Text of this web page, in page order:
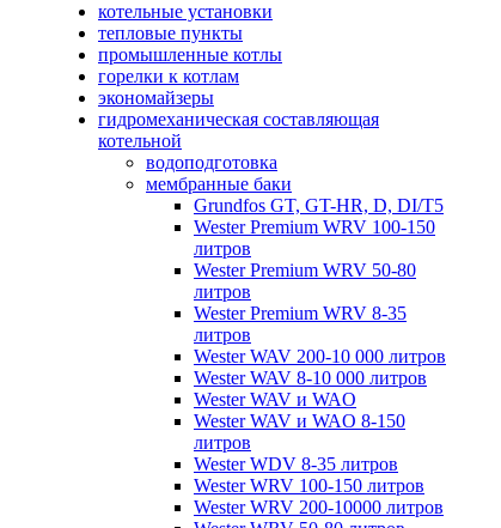
котельные установки
тепловые пункты
промышленные котлы
горелки к котлам
экономайзеры
гидромеханическая составляющая
котельной
водоподготовка
мембранные баки
Grundfos GT, GT-HR, D, DI/T5
Wester Premium WRV 100-150
литров
Wester Premium WRV 50-80
литров
Wester Premium WRV 8-35
литров
Wester WAV 200-10 000 литров
Wester WAV 8-10 000 литров
Wester WAV и WAO
Wester WAV и WAO 8-150
литров
Wester WDV 8-35 литров
Wester WRV 100-150 литров
Wester WRV 200-10000 литров